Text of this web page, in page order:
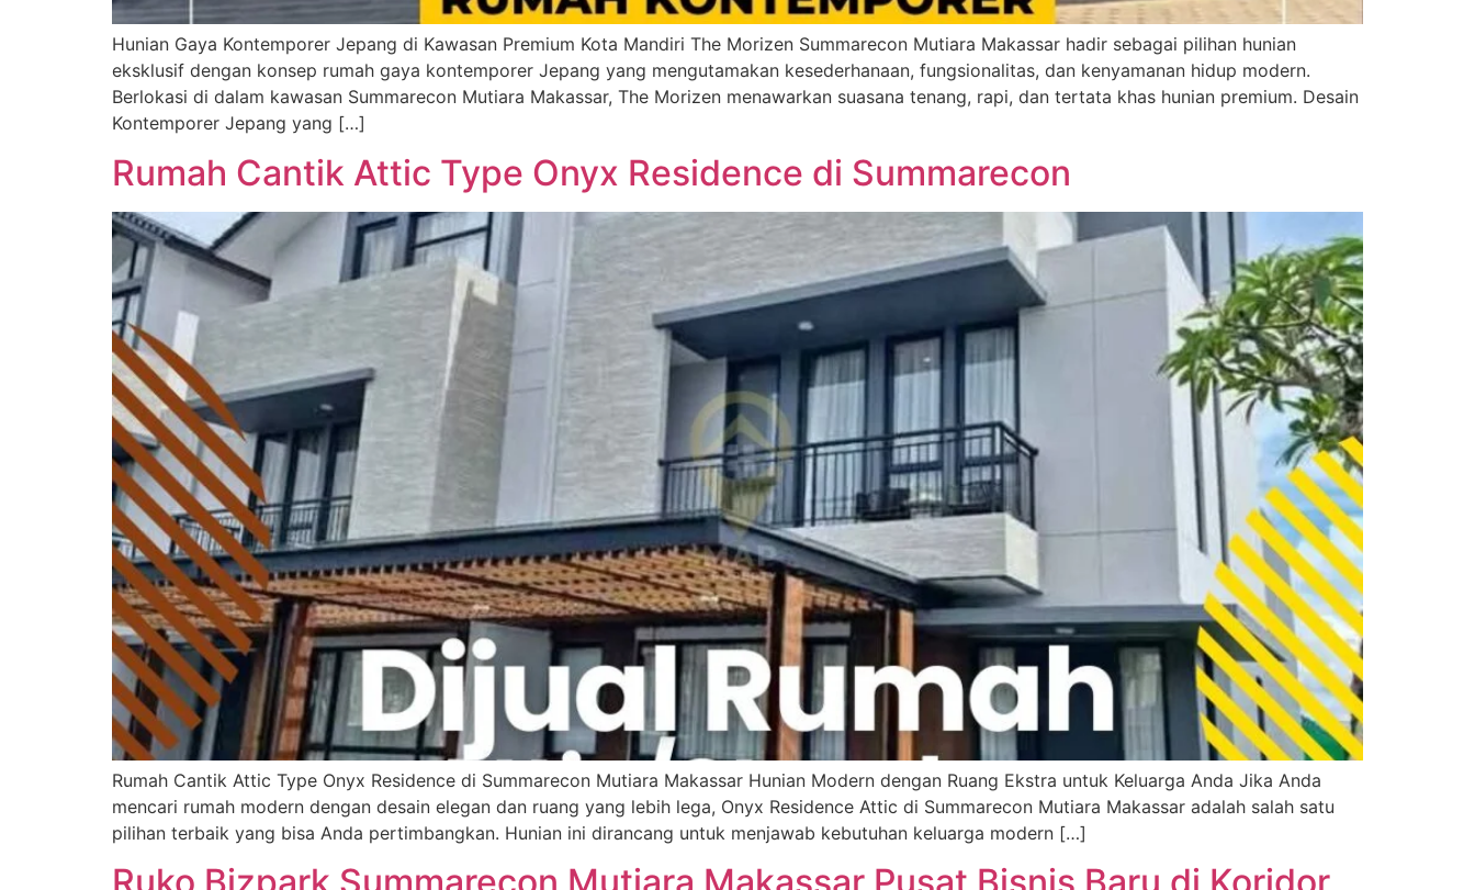
Hunian Gaya Kontemporer Jepang di Kawasan Premium Kota Mandiri The Morizen Summarecon Mutiara Makassar hadir sebagai pilihan hunian
eksklusif dengan konsep rumah gaya kontemporer Jepang yang mengutamakan kesederhanaan, fungsionalitas, dan kenyamanan hidup modern.
Berlokasi di dalam kawasan Summarecon Mutiara Makassar, The Morizen menawarkan suasana tenang, rapi, dan tertata khas hunian premium. Desain
Kontemporer Jepang yang […]
Rumah Cantik Attic Type Onyx Residence di Summarecon
Rumah Cantik Attic Type Onyx Residence di Summarecon Mutiara Makassar Hunian Modern dengan Ruang Ekstra untuk Keluarga Anda Jika Anda
mencari rumah modern dengan desain elegan dan ruang yang lebih lega, Onyx Residence Attic di Summarecon Mutiara Makassar adalah salah satu
pilihan terbaik yang bisa Anda pertimbangkan. Hunian ini dirancang untuk menjawab kebutuhan keluarga modern […]